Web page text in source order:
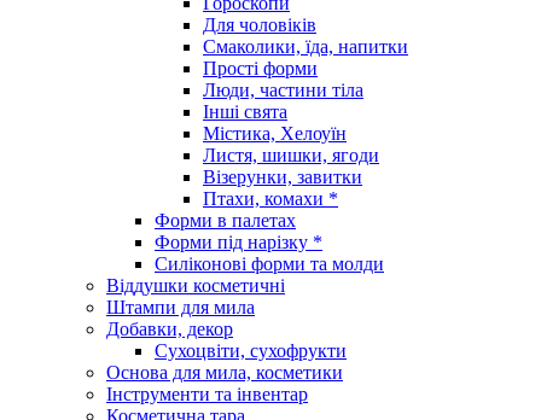
Для чоловіків
Смаколики, їда, напитки
Прості форми
Люди, частини тіла
Інші свята
Містика, Хелоуїн
Листя, шишки, ягоди
Візерунки, завитки
Птахи, комахи *
Форми в палетах
Форми під нарізку *
Силіконові форми та молди
Віддушки косметичні
Штампи для мила
Добавки, декор
Сухоцвіти, сухофрукти
Основа для мила, косметики
Інструменти та інвентар
Косметична тара